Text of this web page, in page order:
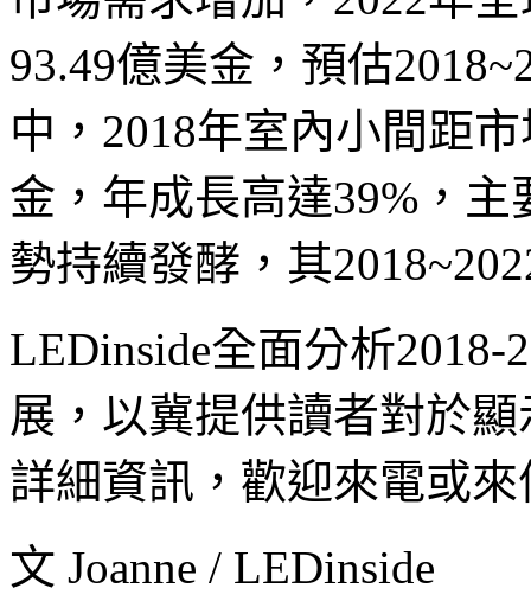
93.49億美金，預估
中，2018年室內小間距
金，年成長高達39%，
勢持續發酵，其
LEDinside全面分析
展，以冀提供讀者對於
詳細資訊，歡迎來電或來
文 Joanne / LEDinside